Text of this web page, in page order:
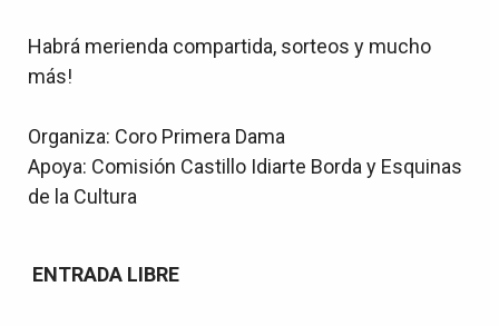
Habrá merienda compartida, sorteos y mucho
más!
Organiza: Coro Primera Dama
Apoya: Comisión Castillo Idiarte Borda y Esquinas
de la Cultura
ENTRADA LIBRE